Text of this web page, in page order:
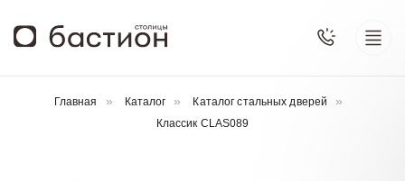
Главная Каталог
Каталог стальных дверей
Классик CLAS089